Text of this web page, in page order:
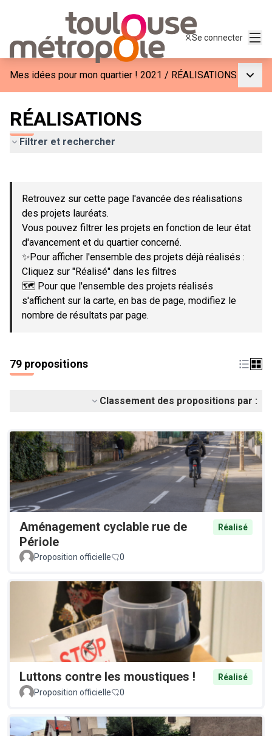
Se connecter
Mes idées pour mon quartier ! 2021 / RÉALISATIONS
RÉALISATIONS
Filtrer et rechercher
−
Retrouvez sur cette page l'avancée des réalisations
des projets lauréats.
Vous pouvez filtrer les projets en fonction de leur état
d'avancement et du quartier concerné.
✨Pour afficher l'ensemble des projets déjà réalisés :
Cliquez sur "Réalisé" dans les filtres
🗺️ Pour que l'ensemble des projets réalisés
s'affichent sur la carte, en bas de page, modifiez le
nombre de résultats par page.
79 propositions
Classement des propositions par :
Aménagement cyclable rue de
Périole
Réalisé
Proposition officielle 0
Luttons contre les moustiques !
Réalisé
Proposition officielle
0